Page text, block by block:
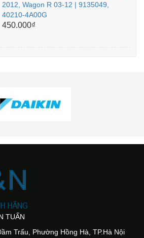
2012, Wagon R 03-12 | 9135049,
40210-4A00G
450.000₫
TUẤN
Trấu, Phường Hồng Hà, TP.Hà Nội